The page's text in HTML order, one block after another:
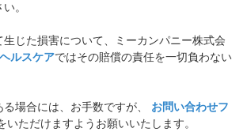
。
生じた損害について、ミーカンパニー株式会
ルスケアではその賠償の責任を一切負わない
場合には、お手数ですが、
お問い合わせフ
いただけますようお願いいたします。